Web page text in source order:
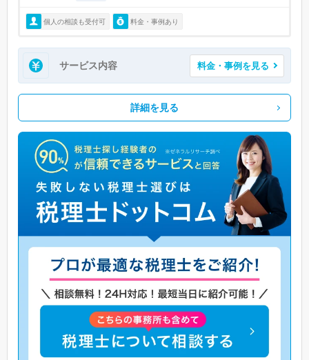
個人の相談も受付可 料金・事例あり
サービス内容 料金・事例を見る
詳細を見る